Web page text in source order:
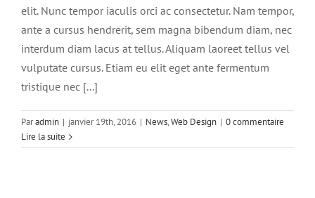
elit. Nunc tempor iaculis orci ac consectetur. Nam tempor,
ante a cursus hendrerit, sem magna bibendum diam, nec
interdum diam lacus at tellus. Aliquam laoreet tellus vel
vulputate cursus. Etiam eu elit eget ante fermentum
tristique nec [...]
Paradmin | janvier 19th, 2016 | News,Web Design | 0 commentaire
Lire la suite